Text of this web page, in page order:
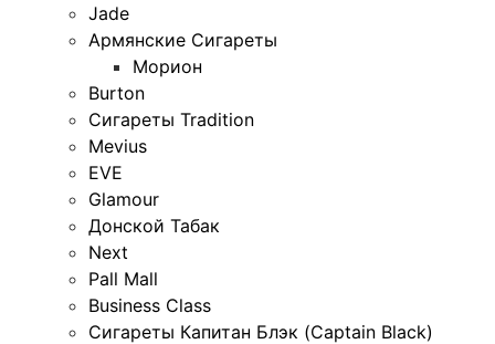
Jade
Армянские Сигареты
Морион
Burton
Сигареты Tradition
Mevius
EVE
Glamour
Донской Табак
Next
Pall Mall
Business Class
Сигареты Капитан Блэк (Captain Black)